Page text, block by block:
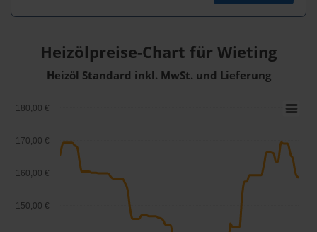
Heizölpreise-Chart für Wieting
Heizöl Standard inkl. MwSt. und Lieferung
150,00 €
160,00 €
170,00 €
180,00 €